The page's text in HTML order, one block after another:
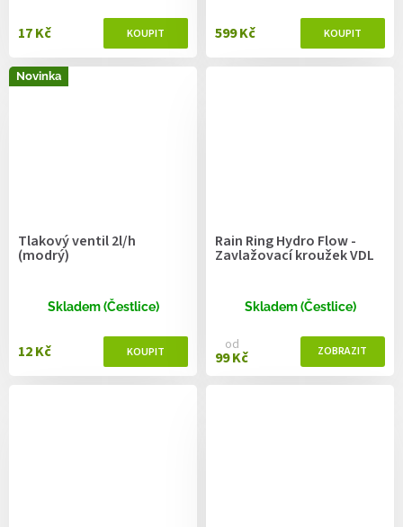
17 Kč 599 Kč
Novinka
Tlakový ventil 2l/h
(modrý)
Skladem (Čestlice)
12 Kč
Rain Ring Hydro Flow -
Zavlažovací kroužek VDL
Skladem (Čestlice)
od
99 Kč